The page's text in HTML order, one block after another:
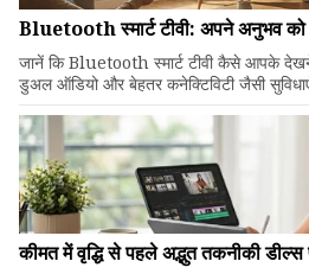
Bluetooth स्मार्ट टीवी: अपने अनुभव को
जानें कि Bluetooth स्मार्ट टीवी कैसे आपके
डुअल ऑडियो और बेहतर कनेक्टिविटी जैसी
कीमत में वृद्धि से पहले अद्भुत तकनीकी डील्स